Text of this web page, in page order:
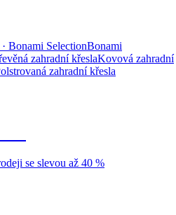
Bonami SelectionBonami
zahradní křeslaKovová zahradní
zahradní křesla
se slevou až 40 %